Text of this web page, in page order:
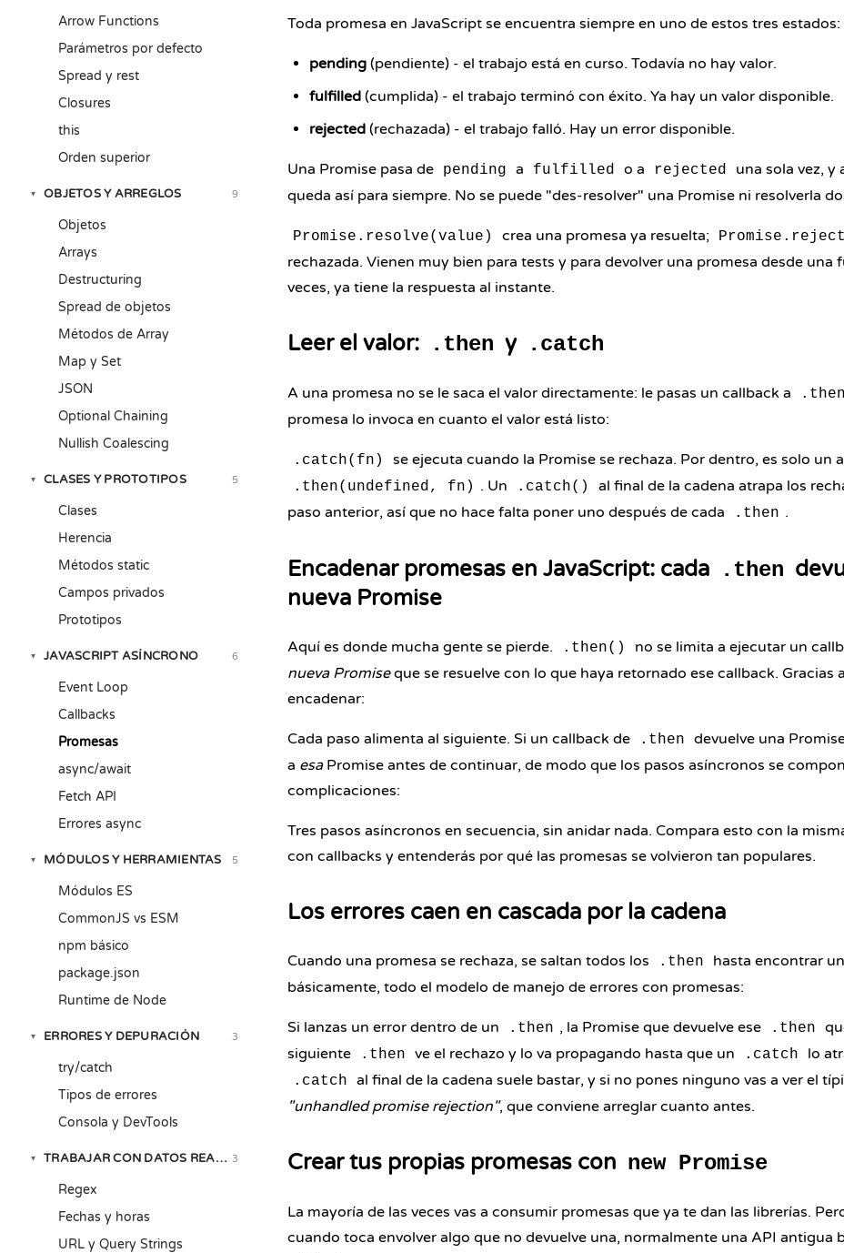
Arrow Functions
Parámetros por defecto
Spread y rest
Closures
this
Orden superior
▾ OBJETOS Y ARREGLOS 9
Objetos
Arrays
Destructuring
Spread de objetos
Métodos de Array
Map y Set
JSON
Optional Chaining
Nullish Coalescing
▾ CLASES Y PROTOTIPOS 5
Clases
Herencia
Métodos static
Campos privados
Prototipos
▾ JAVASCRIPT ASÍNCRONO 6
Event Loop
Callbacks
Promesas
async/await
Fetch API
Errores async
▾ MÓDULOS Y HERRAMIENTAS 5
Módulos ES
CommonJS vs ESM
npm básico
package.json
Runtime de Node
▾ ERRORES Y DEPURACIÓN 3
try/catch
Tipos de errores
Consola y DevTools
▾ TRABAJAR CON DATOS REALES3
Regex
Fechas y horas
URL y Query Strings
Toda promesa en JavaScript se encuentra siempre en uno de estos tres estados:
pending (pendiente) - el trabajo está en curso. Todavía no hay valor.
fulfilled (cumplida) - el trabajo terminó con éxito. Ya hay un valor disponible.
rejected (rechazada) - el trabajo falló. Hay un error disponible.
Una Promise pasa de pending a fulfilled o a rejected
una sola vez, y
queda así para siempre. No se puede "des-resolver" una Promise ni resolverla
Promise.resolve(value) crea una promesa ya resuelta;
rechazada. Vienen muy bien para tests y para devolver una promesa desde una
veces, ya tiene la respuesta al instante.
Leer el valor: .then y .catch
A una promesa no se le saca el valor directamente: le pasas un callback a .then
promesa lo invoca en cuanto el valor está listo:
.catch(fn) se ejecuta cuando la Promise se rechaza. Por dentro, es solo un
.then(undefined, fn) . Un .catch() al final de la cadena atrapa los
paso anterior, así que no hace falta poner uno después de cada
.then .
Encadenar promesas en JavaScript: cada .then
nueva Promise
Aquí es donde mucha gente se pierde. .then()
no se limita a ejecutar un
nueva Promiseque se resuelve con lo que haya retornado ese callback. Gracias
encadenar:
Cada paso alimenta al siguiente. Si un callback de .then
devuelve una
a esaPromise antes de continuar, de modo que los pasos asíncronos se
complicaciones:
Tres pasos asíncronos en secuencia, sin anidar nada. Compara esto con la
con callbacks y entenderás por qué las promesas se volvieron tan populares.
Los errores caen en cascada por la cadena
Cuando una promesa se rechaza, se saltan todos los .then hasta encontrar un
básicamente, todo el modelo de manejo de errores con promesas:
Si lanzas un error dentro de un .then , la Promise que devuelve ese .then
siguiente
.then ve el rechazo y lo va propagando hasta que un .catch lo
.catch
al final de la cadena suele bastar, y si no pones ninguno vas a ver el
"unhandled promise rejection", que conviene arreglar cuanto antes.
Crear tus propias promesas con new Promise
La mayoría de las veces vas a consumir promesas que ya te dan las librerías.
cuando toca envolver algo que no devuelve una, normalmente una API antigua